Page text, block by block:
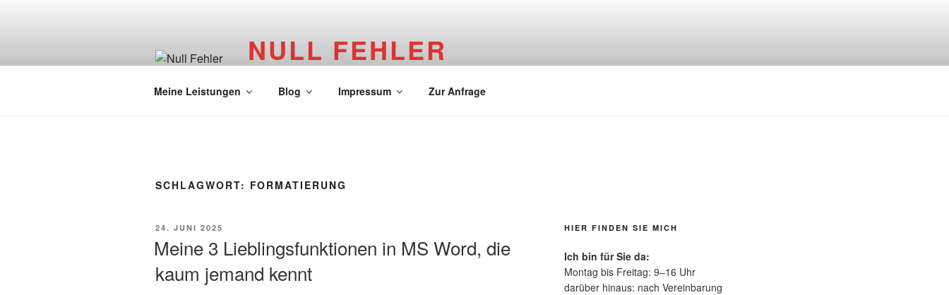
NULL FEHLER
Meine Leistungen Blog Impressum Zur Anfrage
SCHLAGWORT: FORMATIERUNG
VERÖFFENTLICHT
24. JUNI 2025
Meine 3 Lieblingsfunktionen in MS Word, die
kaum jemand kennt
HIER FINDEN SIE MICH
Ich bin für Sie da:
Montag bis Freitag: 9–16 Uhr
darüber hinaus: nach Vereinbarung